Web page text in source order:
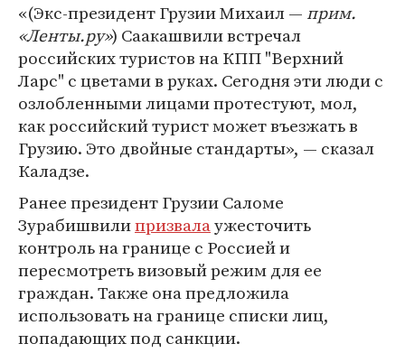
«(Экс-президент Грузии Михаил — прим.
«Ленты.ру») Саакашвили встречал
российских туристов на КПП "Верхний
Ларс" с цветами в руках. Сегодня эти люди с
озлобленными лицами протестуют, мол,
как российский турист может въезжать в
Грузию. Это двойные стандарты», — сказал
Каладзе.
Ранее президент Грузии Саломе
Зурабишвилипризвалаужесточить
контроль на границе с Россией и
пересмотреть визовый режим для ее
граждан. Также она предложила
использовать на границе списки лиц,
попадающих под санкции.